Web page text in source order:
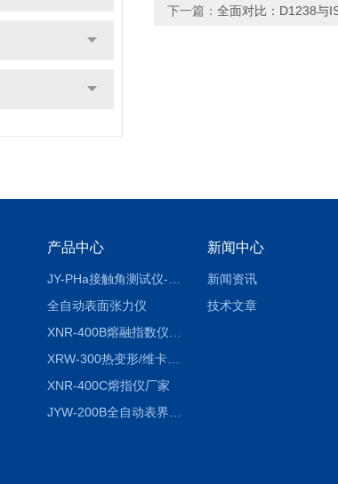
下一篇： 全面对比：D1238与
产品中心
全自动表面张力仪
XRW-300热变形/维卡软化点温度测定仪
XNR-400C熔指仪厂家
新闻中心
新闻资讯
技术文章